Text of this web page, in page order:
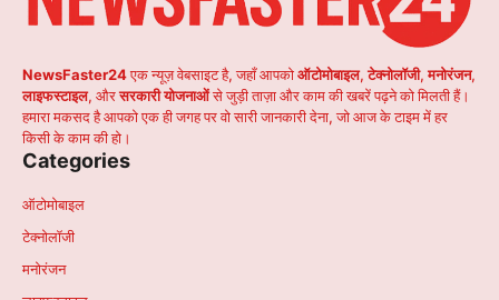
NewsFaster24एक न्यूज़ वेबसाइट है, जहाँ आपकोऑटोमोबाइल,टेक्नोलॉजी,मनोरंजन,
लाइफस्टाइल, औरसरकारी योजनाओंसे जुड़ी ताज़ा और काम की खबरें पढ़ने को मिलती हैं।
हमारा मकसद है आपको एक ही जगह पर वो सारी जानकारी देना, जो आज के टाइम में हर
किसी के काम की हो।
Categories
ऑटोमोबाइल
टेक्नोलॉजी
मनोरंजन